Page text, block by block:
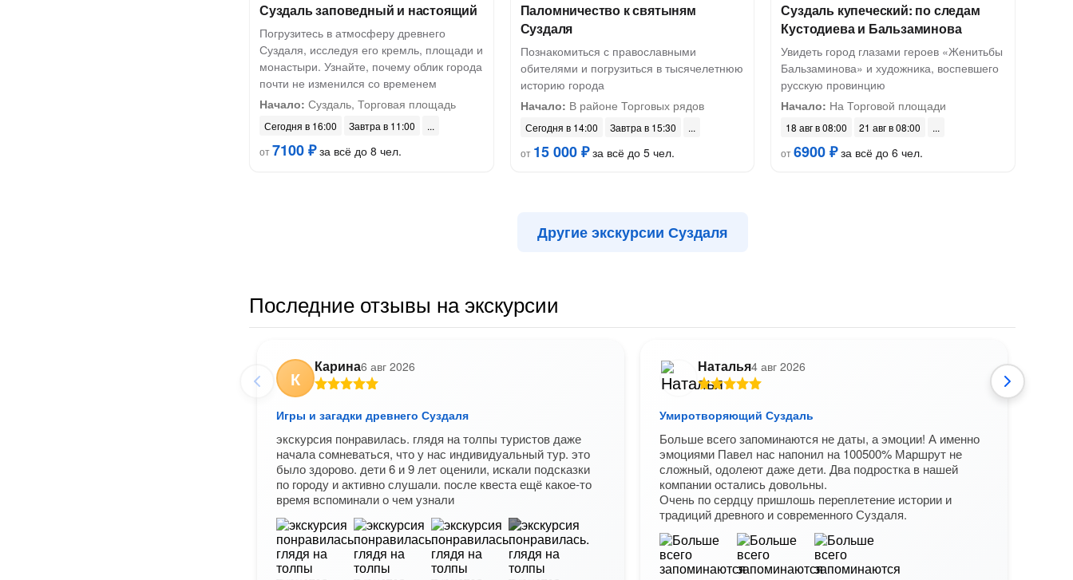
Суздаль заповедный и настоящий
Погрузитесь в атмосферу древнего
Суздаля, исследуя его кремль, площади и
монастыри. Узнайте, почему облик города
почти не изменился со временем
Начало: Суздаль, Торговая площадь
Сегодня в 16:00
Завтра в 11:00
от7100 ₽за всё до 8 чел.
Паломничество к святыням
Суздаля
Познакомиться с православными
обителями и погрузиться в тысячелетнюю
историю города
Начало: В районе Торговых рядов
Сегодня в 14:00
Завтра в 15:30
от 15 000 ₽за всё до 5 чел.
Суздаль купеческий: по следам
Кустодиева и Бальзаминова
Увидеть город глазами героев «Женитьбы
Бальзаминова» и художника, воспевшего
русскую провинцию
Начало: На Торговой площади
18 авг в 08:00
21 авг в 08:00
от6900 ₽за всё до 6 чел.
Другие экскурсии Суздаля
Последние отзывы на экскурсии
К
Карина6 авг 2026
Игры и загадки древнего Суздаля
экскурсия понравилась. глядя на толпы туристов даже
начала сомневаться, что у нас индивидуальный тур. это
было здорово. дети 6 и 9 лет оценили, искали подсказки
по городу и активно слушали. после квеста ещё какое-то
время вспоминали о чем узнали
Наталья4 авг 2026
Умиротворяющий Суздаль
Больше всего запоминаются не даты, а эмоции! А именно
эмоциями Павел нас напонил на 100500% Маршрут не
сложный, одолеют даже дети. Два подростка в нашей
компании остались довольны.
Очень по сердцу пришлошь переплетение истории и
традиций древного и современного Суздаля.